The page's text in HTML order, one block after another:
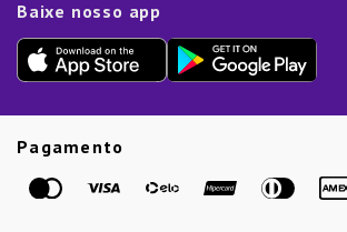
Lista de Presentes
Dia dos Pais
Presente de Natal
Baixe nosso app
Pagamento